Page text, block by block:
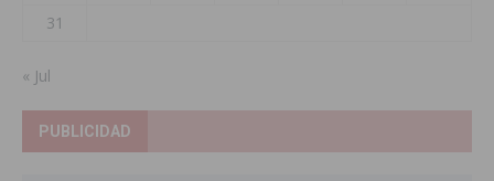
31
« Jul
PUBLICIDAD